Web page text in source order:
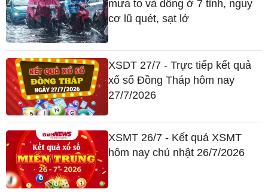
mưa to và dông ở 7 tỉnh, nguy
cơ lũ quét, sạt lở
XSDT 27/7 - Trực tiếp kết quả
xổ số Đồng Tháp hôm nay
27/7/2026
XSMT 26/7 - Kết quả XSMT
hôm nay chủ nhật 26/7/2026